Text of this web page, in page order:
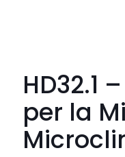
HD32.1
per la